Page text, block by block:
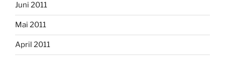
Juni 2011
Mai 2011
April 2011